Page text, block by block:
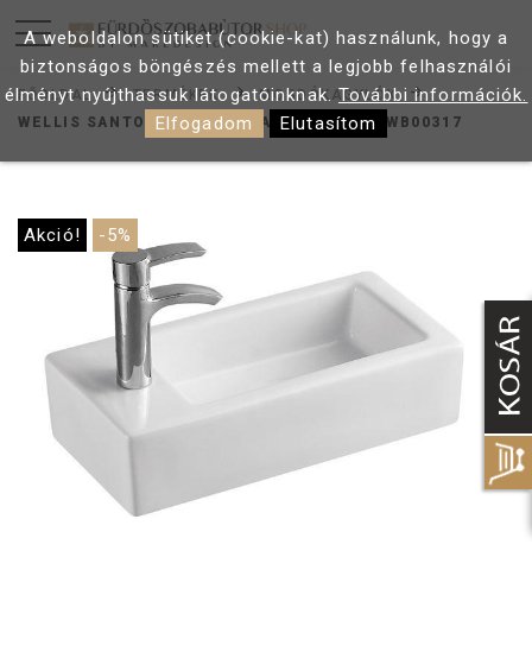
FŐOLDAL TERMÉKEK
MOSDÓKAGYLÓK
WELLIS SANTORINI BALOS FALI KÉZMOSÓ WB00317
Akció! -5%
A weboldalon sütiket (cookie-kat) használunk, hogy a
biztonságos böngészés mellett a legjobb felhasználói
élményt nyújthassuk látogatóinknak.További információk.
Elfogadom
Elutasítom